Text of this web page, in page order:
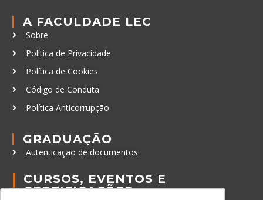
A FACULDADE LEC
Sobre
Política de Privacidade
Política de Cookies
Código de Conduta
Política Anticorrupção
GRADUAÇÃO
Autenticação de documentos
CURSOS, EVENTOS E
CERTIFICAÇÕES